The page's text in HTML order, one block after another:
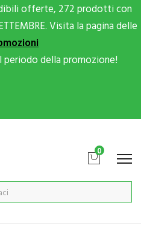
offerte, 272 prodotti con
Visita la pagina delle
periodo della promozione!
0